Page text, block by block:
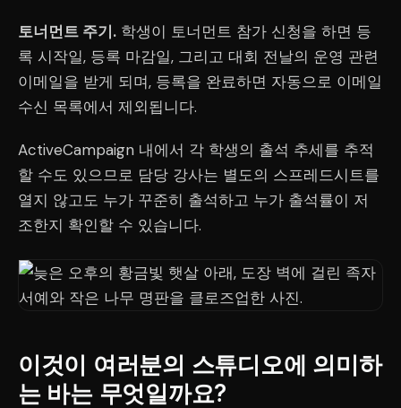
토너먼트 주기. 학생이 토너먼트 참가 신청을 하면 등
록 시작일, 등록 마감일, 그리고 대회 전날의 운영 관련
이메일을 받게 되며, 등록을 완료하면 자동으로 이메일
수신 목록에서 제외됩니다.
ActiveCampaign 내에서 각 학생의 출석 추세를 추적
할 수도 있으므로 담당 강사는 별도의 스프레드시트를
열지 않고도 누가 꾸준히 출석하고 누가 출석률이 저
조한지 확인할 수 있습니다.
이것이 여러분의 스튜디오에 의미하
는 바는 무엇일까요?